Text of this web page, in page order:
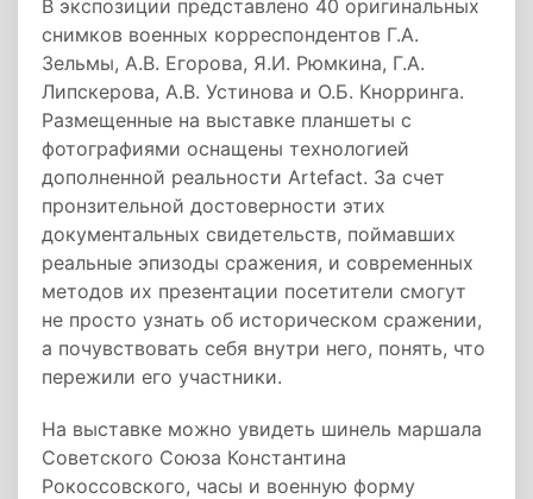
В экспозиции представлено 40 оригинальных
снимков военных корреспондентов Г.А.
Зельмы, А.В. Егорова, Я.И. Рюмкина, Г.А.
Липскерова, А.В. Устинова и О.Б. Кнорринга.
Размещенные на выставке планшеты с
фотографиями оснащены технологией
дополненной реальности Artefact. За счет
пронзительной достоверности этих
документальных свидетельств, поймавших
реальные эпизоды сражения, и современных
методов их презентации посетители смогут
не просто узнать об историческом сражении,
а почувствовать себя внутри него, понять, что
пережили его участники.
На выставке можно увидеть шинель маршала
Советского Союза Константина
Рокоссовского, часы и военную форму